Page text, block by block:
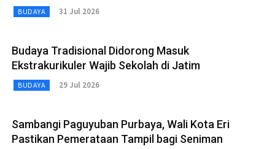
BUDAYA 31 Jul 2026
Budaya Tradisional Didorong Masuk
Ekstrakurikuler Wajib Sekolah di Jatim
BUDAYA 29 Jul 2026
Sambangi Paguyuban Purbaya, Wali Kota Eri
Pastikan Pemerataan Tampil bagi Seniman